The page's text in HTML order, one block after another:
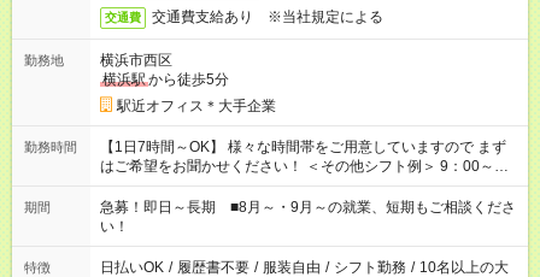
交通費 交通費支給あり ※当社規定による
勤務地
横浜市西区
横浜駅から徒歩5分
駅近オフィス＊大手企業
勤務時間
【1日7時間～OK】 様々な時間帯をご用意していますので まず
はご希望をお聞かせください！ ＜その他シフト例＞ 9：00～
17：00 11：00～20：00 などなど！その他のお時間もOKです！
期間
急募！即日～長期 ■8月～・9月～の就業、短期もご相談くださ
い！
特徴 日払いOK / 履歴書不要 / 服装自由 / シフト勤務 / 10名以上の大